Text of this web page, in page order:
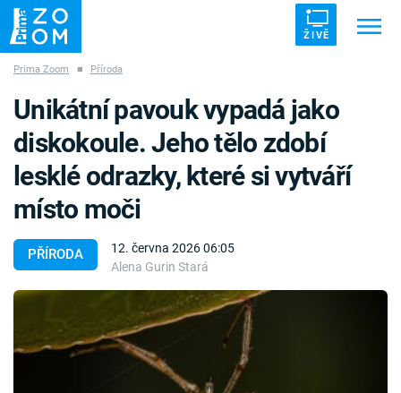
ŽIVĚ
ZÁHADY VETŘELCI DÁVNOVĚKU
Témata
Témata
Pořady
Prima Zoom ■ Příroda
PŘÍRODA
12. června 2026 06:05
Alena Gurin Stará
Unikátní pavouk vypadá jako
diskokoule. Jeho tělo zdobí
lesklé odrazky, které si vytváří
místo moči